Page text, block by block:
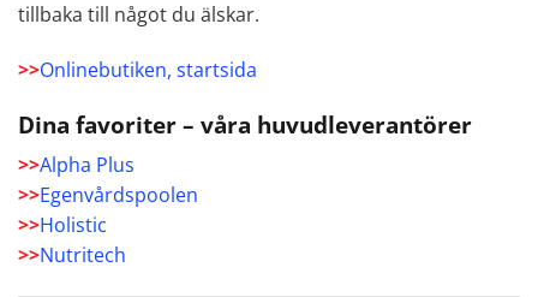
tillbaka till något du älskar.
>>Onlinebutiken, startsida
Dina favoriter – våra huvudleverantörer
>>Alpha Plus
>>Egenvårdspoolen
>>Holistic
>>Nutritech